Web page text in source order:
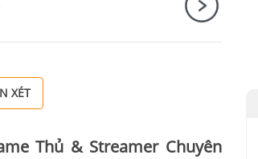
XÉT
Thủ & Streamer Chuyên